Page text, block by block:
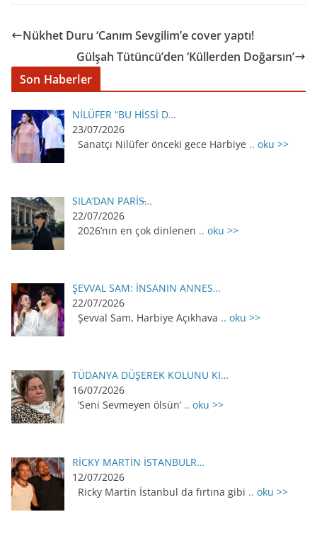
Nükhet Duru ‘Canım Sevgilim’e cover yaptı!
Gülşah Tütüncü’den ‘Küllerden Doğarsın’
Son Haberler
NİLÜFER “BU HİSSİ D…
23/07/2026
Sanatçı Nilüfer önceki gece Harbiye .. oku >>
SILA’DAN PARİS̵…
22/07/2026
2026’nın en çok dinlenen .. oku >>
ŞEVVAL SAM: İNSANIN ANNES…
22/07/2026
Şevval Sam, Harbiye Açıkhava .. oku >>
TÜDANYA DÜŞEREK KOLUNU KI…
16/07/2026
‘Seni Sevmeyen ölsün’ .. oku >>
RİCKY MARTİN İSTANBULR…
12/07/2026
Ricky Martin İstanbul da fırtına gibi .. oku >>